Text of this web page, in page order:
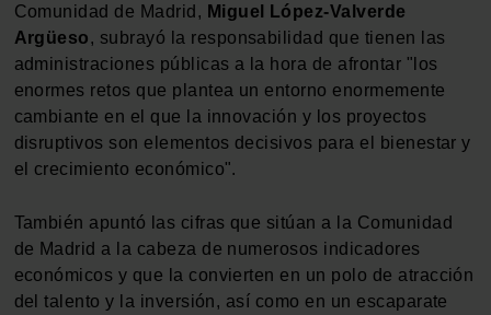
Comunidad de Madrid, Miguel López-Valverde
Argüeso, subrayó la responsabilidad que tienen las
administraciones públicas a la hora de afrontar "los
enormes retos que plantea un entorno enormemente
cambiante en el que la innovación y los proyectos
disruptivos son elementos decisivos para el bienestar y
el crecimiento económico".
También apuntó las cifras que sitúan a la Comunidad
de Madrid a la cabeza de numerosos indicadores
económicos y que la convierten en un polo de atracción
del talento y la inversión, así como en un escaparate